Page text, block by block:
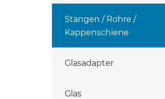
Stangen / Rohre /
Kappenschiene
Glasadapter
Glas